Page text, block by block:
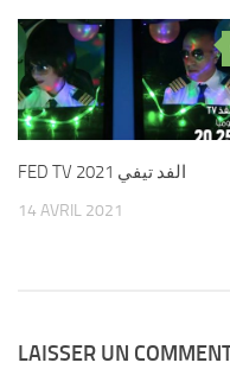
FED TV 2021 الفد تيفي
14 AVRIL 2021
LAISSER UN